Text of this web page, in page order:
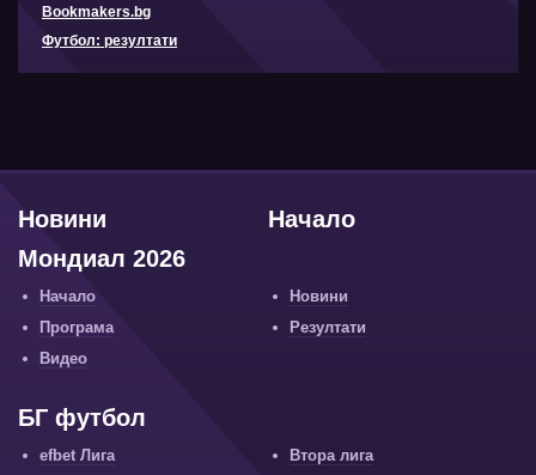
Bookmakers.bg
Футбол: резултати
Начало
Новини
Мондиал 2026
Начало
Новини
Програма
Резултати
Видео
БГ футбол
efbet Лига
Втора лига